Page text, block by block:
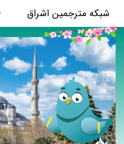
شبکه مترجمین اشراق